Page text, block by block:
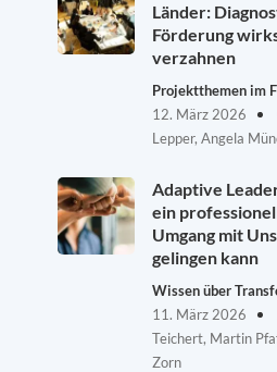
Länder:
Förderung
verzahnen
Projektthemen im
12. März 2026
Lepper, Angela
Adaptive
ein
Umgang mit
gelingen kann
Wissen über
11. März 2026
Teichert, Martin
Zorn